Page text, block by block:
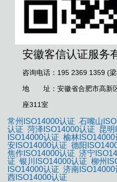
安徽客信认证服务
咨询电话：195 2369 1359 (
地 址：安徽省合肥市高新
座311室
常州ISO14000认证 石嘴山
认证 菏泽ISO14000认证 昆明
ISO14000认证 榆林ISO14000
安ISO14000认证 德阳
焦作ISO14000认证 济宁
证 银川ISO14000认证 柳州
ISO14000认证 济南ISO14000
西ISO14000认证